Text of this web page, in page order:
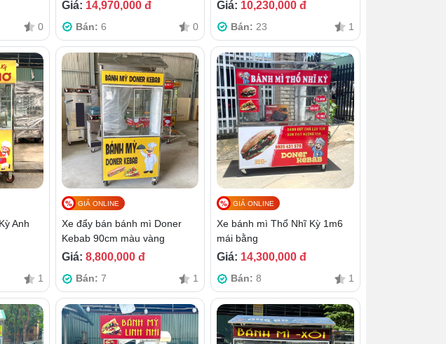
0
Giá: 14,970,000 đ
Bán: 6 0
Giá: 10,230,000 đ
Bán: 23 1
Anh
1
GIÁ ONLINE
Xe đẩy bán bánh mì Doner
Kebab 90cm màu vàng
Giá: 8,800,000 đ
Bán: 7 1
GIÁ ONLINE
Xe bánh mì Thổ Nhĩ Kỳ 1m6
mái bằng
Giá: 14,300,000 đ
Bán:8 1